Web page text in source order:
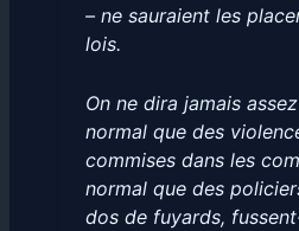
– ne sauraient les
lois.
On ne dira jamais assez
normal que des
commises dans les
normal que des
dos de fuyards,